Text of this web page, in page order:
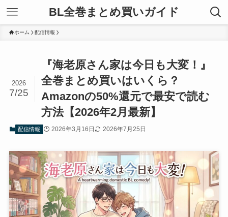
BL全巻まとめ買いガイド
ホーム 配信情報
『海老原さん家は今日も大変！』
全巻まとめ買いはいくら？
Amazonの50%還元で最安で読む
方法【2026年2月最新】
2026
7/25
配信情報 2026年3月16日 2026年7月25日